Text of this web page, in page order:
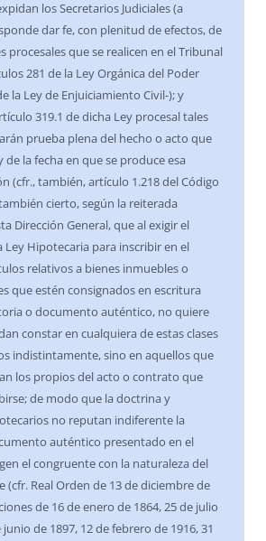
los Secretarios Judiciales (a
dar fe, con plenitud de efectos, de
procesales que se realicen en el Tribunal
281 de la Ley Orgánica del Poder
la Ley de Enjuiciamiento Civil-); y
319.1 de dicha Ley procesal tales
prueba plena del hecho o acto que
la fecha en que se produce esa
(cfr., también, artículo 1.218 del Código
cierto, según la reiterada
Dirección General, que al exigir el
Ley Hipotecaria para inscribir en el
relativos a bienes inmuebles o
que estén consignados en escritura
o documento auténtico, no quiere
constar en cualquiera de estas clases
indistintamente, sino en aquellos que
los propios del acto o contrato que
de modo que la doctrina y
no reputan indiferente la
auténtico presentado en el
el congruente con la naturaleza del
(cfr. Real Orden de 13 de diciembre de
de 16 de enero de 1864, 25 de julio
junio de 1897, 12 de febrero de 1916, 31